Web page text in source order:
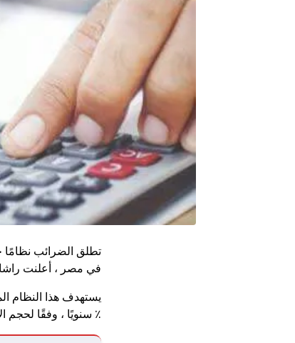
تطلق الضرائب
في مصر ، أعلنت راشا
٪ سنويًا ، وفقًا لحجم